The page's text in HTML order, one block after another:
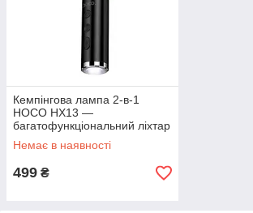
Кемпінгова лампа 2-в-1
HOCO HX13 —
багатофункціональний ліхтар
з акумулятором та SOS
(Чорний)
Немає в наявності
499 ₴